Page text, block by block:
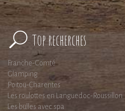
Top recherches
Franche-Comté
Glamping
Poitou-Charentes
Les roulottes en Languedoc-Roussillon
Les bulles avec spa